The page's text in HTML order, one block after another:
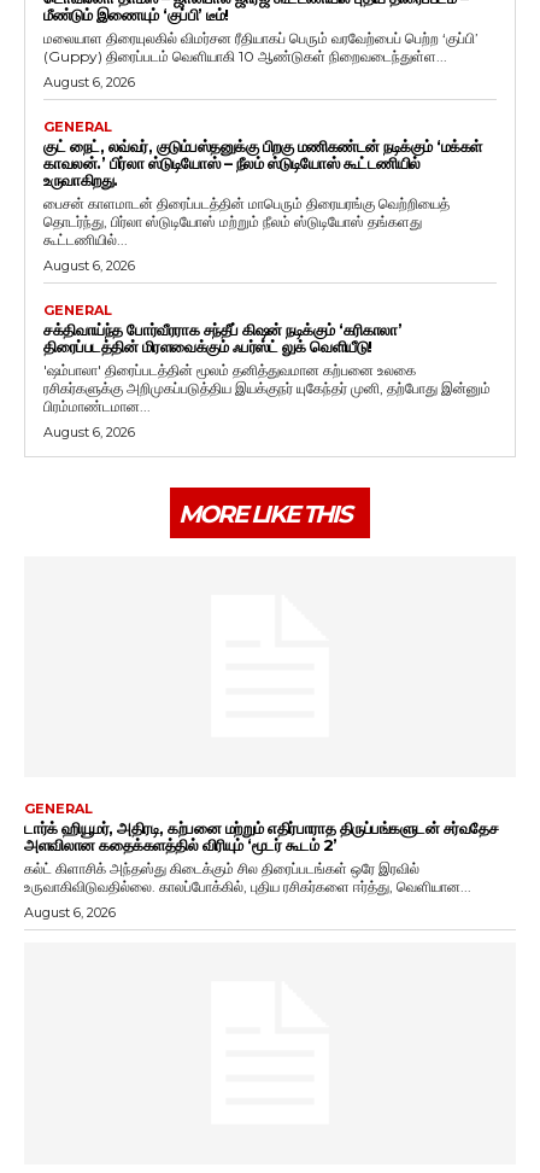
மீண்டும் இணையும் ‘குப்பி’ டீம்!
மலையாள திரையுலகில் விமர்சன ரீதியாகப் பெரும் வரவேற்பைப் பெற்ற ‘குப்பி’
(Guppy) திரைப்படம் வெளியாகி 10 ஆண்டுகள் நிறைவடைந்துள்ள...
August 6, 2026
GENERAL
குட் நைட், லவ்வர், குடும்பஸ்தனுக்கு பிறகு மணிகண்டன் நடிக்கும் ‘மக்கள்
காவலன்.’ பிர்லா ஸ்டுடியோஸ் – நீலம் ஸ்டுடியோஸ் கூட்டணியில்
உருவாகிறது.
பைசன் காளமாடன் திரைப்படத்தின் மாபெரும் திரையரங்கு வெற்றியைத்
தொடர்ந்து, பிர்லா ஸ்டுடியோஸ் மற்றும் நீலம் ஸ்டுடியோஸ் தங்களது
கூட்டணியில்...
August 6, 2026
GENERAL
சக்திவாய்ந்த போர்வீரராக சந்தீப் கிஷன் நடிக்கும் ‘கரிகாலா’
திரைப்படத்தின் மிரளவைக்கும் ஃபர்ஸ்ட் லுக் வெளியீடு!
'ஷம்பாலா' திரைப்படத்தின் மூலம் தனித்துவமான கற்பனை உலகை
ரசிகர்களுக்கு அறிமுகப்படுத்திய இயக்குநர் யுகேந்தர் முனி, தற்போது இன்னும்
பிரம்மாண்டமான...
August 6, 2026
MORE LIKE THIS
GENERAL
டார்க் ஹியூமர், அதிரடி, கற்பனை மற்றும் எதிர்பாராத திருப்பங்களுடன் சர்வதேச
அளவிலான கதைக்களத்தில் விரியும் ‘மூடர் கூடம் 2’
கல்ட் கிளாசிக் அந்தஸ்து கிடைக்கும் சில திரைப்படங்கள் ஒரே இரவில்
உருவாகிவிடுவதில்லை. காலப்போக்கில், புதிய ரசிகர்களை ஈர்த்து, வெளியான...
August 6, 2026